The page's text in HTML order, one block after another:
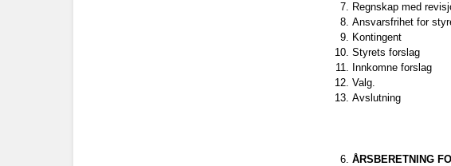
Regnskap med
Ansvarsfrihet for
Kontingent
Styrets forslag
Innkomne forslag
Valg.
Avslutning
ÅRSBERETNING